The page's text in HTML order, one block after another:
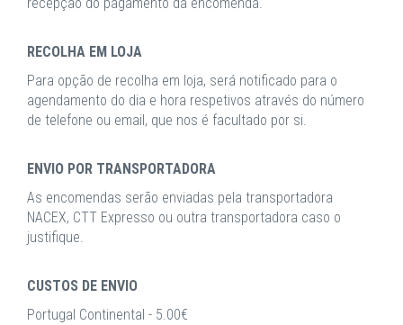
RECOLHA EM LOJA
Para opção de recolha em loja, será notificado para o
agendamento do dia e hora respetivos através do número
de telefone ou email, que nos é facultado por si.
ENVIO POR TRANSPORTADORA
As encomendas serão enviadas pela transportadora
NACEX, CTT Expresso ou outra transportadora caso o
justifique.
CUSTOS DE ENVIO
Portugal Continental - 5.00€